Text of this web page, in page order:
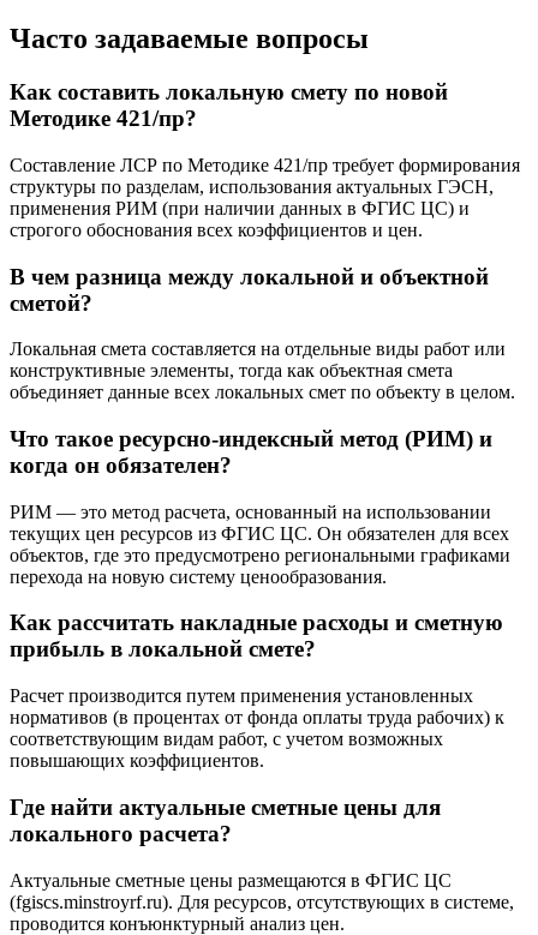
Часто задаваемые вопросы
Как составить локальную смету по новой
Методике 421/пр?
Составление ЛСР по Методике 421/пр требует формирования
структуры по разделам, использования актуальных ГЭСН,
применения РИМ (при наличии данных в ФГИС ЦС) и
строгого обоснования всех коэффициентов и цен.
В чем разница между локальной и объектной
сметой?
Локальная смета составляется на отдельные виды работ или
конструктивные элементы, тогда как объектная смета
объединяет данные всех локальных смет по объекту в целом.
Что такое ресурсно-индексный метод (РИМ) и
когда он обязателен?
РИМ — это метод расчета, основанный на использовании
текущих цен ресурсов из ФГИС ЦС. Он обязателен для всех
объектов, где это предусмотрено региональными графиками
перехода на новую систему ценообразования.
Как рассчитать накладные расходы и сметную
прибыль в локальной смете?
Расчет производится путем применения установленных
нормативов (в процентах от фонда оплаты труда рабочих) к
соответствующим видам работ, с учетом возможных
повышающих коэффициентов.
Где найти актуальные сметные цены для
локального расчета?
Актуальные сметные цены размещаются в ФГИС ЦС
(fgiscs.minstroyrf.ru). Для ресурсов, отсутствующих в системе,
проводится конъюнктурный анализ цен.